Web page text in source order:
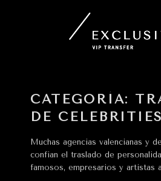
CATEGORÍA:
DE CELEBRITIES
Muchas agencias valencianas y
confian el traslado de
famosos, empresarios y artistas